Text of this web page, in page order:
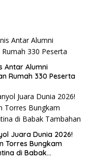
Antar Alumni
Rumah 330 Peserta
Juara Dunia 2026!
Torres Bungkam
di Babak